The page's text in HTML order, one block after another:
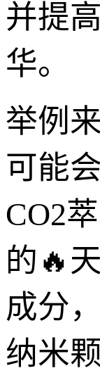
并提
华。
举例
可能
CO2
的🔥
成分
纳米